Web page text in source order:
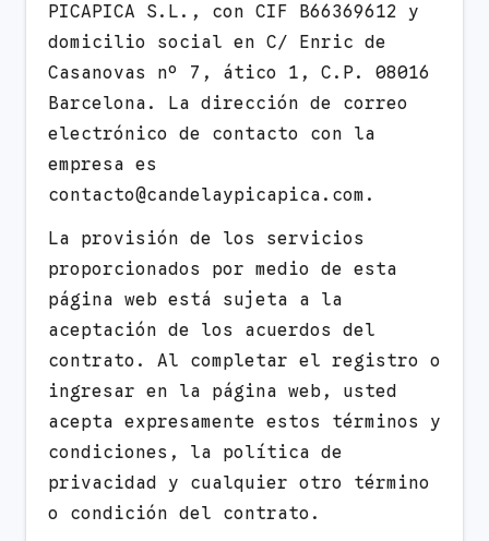
PICAPICA S.L., con CIF B66369612 y
domicilio social en C/ Enric de
Casanovas nº 7, ático 1, C.P. 08016
Barcelona. La dirección de correo
electrónico de contacto con la
empresa es
contacto@candelaypicapica.com.
La provisión de los servicios
proporcionados por medio de esta
página web está sujeta a la
aceptación de los acuerdos del
contrato. Al completar el registro o
ingresar en la página web, usted
acepta expresamente estos términos y
condiciones, la política de
privacidad y cualquier otro término
o condición del contrato.